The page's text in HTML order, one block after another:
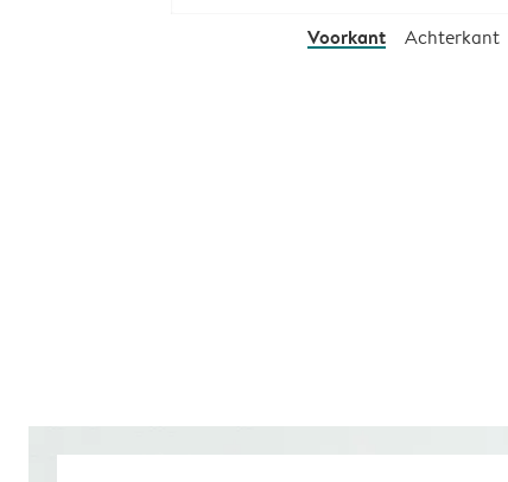
Voorkant Achterkant